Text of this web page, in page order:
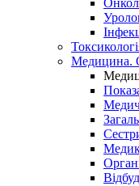
Медицина.